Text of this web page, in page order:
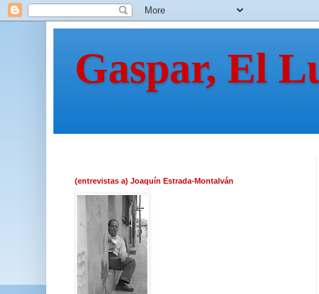
Gaspar, El
(entrevistas a) Joaquín Estrada-Montalván